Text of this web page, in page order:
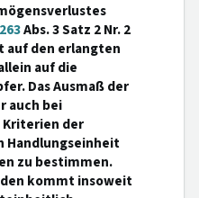
263Abs. 3 Satz 2 Nr. 2
auf den erlangten
auf die
Das Ausmaß der
auch bei
Kriterien der
Handlungseinheit
zu bestimmen.
kommt insoweit